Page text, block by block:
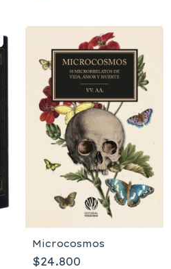
Microcosmos
$24.800